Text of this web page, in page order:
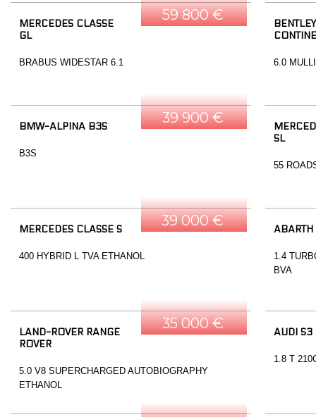
59 800 €
MERCEDES CLASSE
GL
BRABUS WIDESTAR 6.1
BENTLEY
6.0
39 900 €
BMW-ALPINA B3S
B3S
SL
55
39 000 €
MERCEDES CLASSE S
400 HYBRID L TVA ETHANOL
1.4
BVA
35 000 €
LAND-ROVER RANGE
ROVER
5.0 V8 SUPERCHARGED AUTOBIOGRAPHY
ETHANOL
AUDI S3
1.8 T